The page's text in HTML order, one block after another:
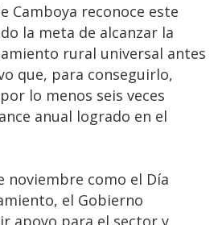
Camboya reconoce este
la meta de alcanzar la
rural universal antes
que, para conseguirlo,
lo menos seis veces
anual logrado en el
noviembre como el Día
el Gobierno
apoyo para el sector y